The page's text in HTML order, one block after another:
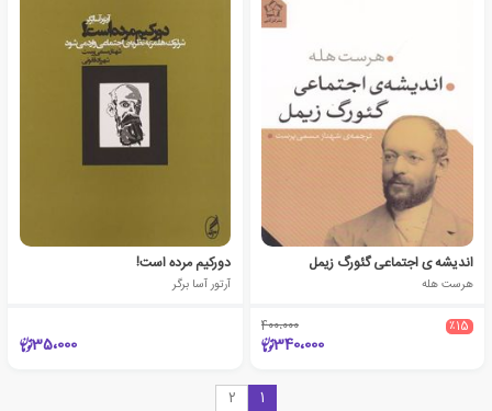
اندیشه ی اجتماعی گئورگ زیمل
هرست هله
٪15 400،000
340،000
دورکیم مرده است!
آرتور آسا برگر
35،000
1
2